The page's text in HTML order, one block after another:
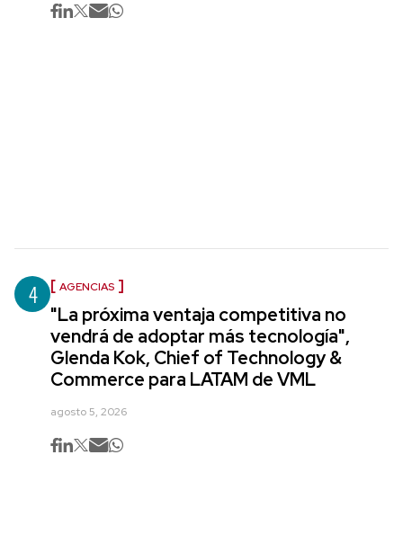
4 AGENCIAS
"La próxima ventaja competitiva no
vendrá de adoptar más tecnología",
Glenda Kok, Chief of Technology &
Commerce para LATAM de VML
agosto 5, 2026